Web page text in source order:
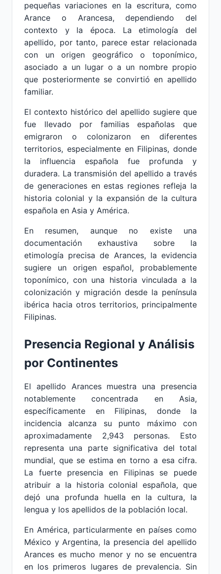
pequeñas variaciones en la escritura, como
Arance o Arancesa, dependiendo del
contexto y la época. La etimología del
apellido, por tanto, parece estar relacionada
con un origen geográfico o toponímico,
asociado a un lugar o a un nombre propio
que posteriormente se convirtió en apellido
familiar.
El contexto histórico del apellido sugiere que
fue llevado por familias españolas que
emigraron o colonizaron en diferentes
territorios, especialmente en Filipinas, donde
la influencia española fue profunda y
duradera. La transmisión del apellido a través
de generaciones en estas regiones refleja la
historia colonial y la expansión de la cultura
española en Asia y América.
En resumen, aunque no existe una
documentación exhaustiva sobre la
etimología precisa de Arances, la evidencia
sugiere un origen español, probablemente
toponímico, con una historia vinculada a la
colonización y migración desde la península
ibérica hacia otros territorios, principalmente
Filipinas.
Presencia Regional y Análisis
por Continentes
El apellido Arances muestra una presencia
notablemente concentrada en Asia,
específicamente en Filipinas, donde la
incidencia alcanza su punto máximo con
aproximadamente 2,943 personas. Esto
representa una parte significativa del total
mundial, que se estima en torno a esa cifra.
La fuerte presencia en Filipinas se puede
atribuir a la historia colonial española, que
dejó una profunda huella en la cultura, la
lengua y los apellidos de la población local.
En América, particularmente en países como
México y Argentina, la presencia del apellido
Arances es mucho menor y no se encuentra
en los primeros lugares de prevalencia. Sin